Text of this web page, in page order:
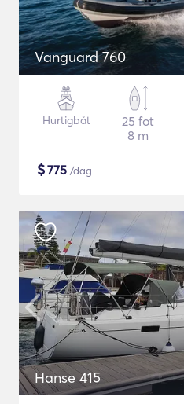
Vanguard 760
Hurtigbåt
25 fot
8 m
$775 /dag
Hanse 415